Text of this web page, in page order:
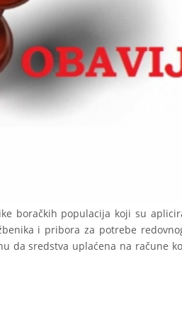
boračkih populacija koji su
i pribora za potrebe
da sredstva uplaćena na račune